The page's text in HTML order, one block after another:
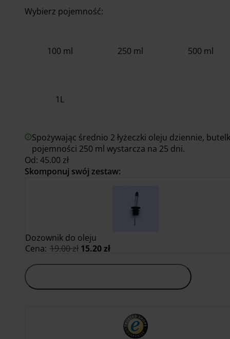
Wybierz pojemność:
100 ml 250 ml 500 ml
1L
Spożywając średnio 2 łyżeczki oleju dziennie,
pojemności 250 ml wystarcza na 25 dni.
Od: 45.00 zł
Skomponuj swój zestaw:
Dozownik do oleju
Cena: 19.00zł Pierwotna
wynosiła:
15.20złAktualna
wynosi: